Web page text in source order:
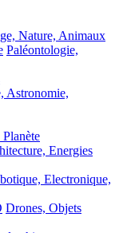
Nature, Animaux
Paléontologie,
Astronomie,
Energies
Electronique,
Drones, Objets